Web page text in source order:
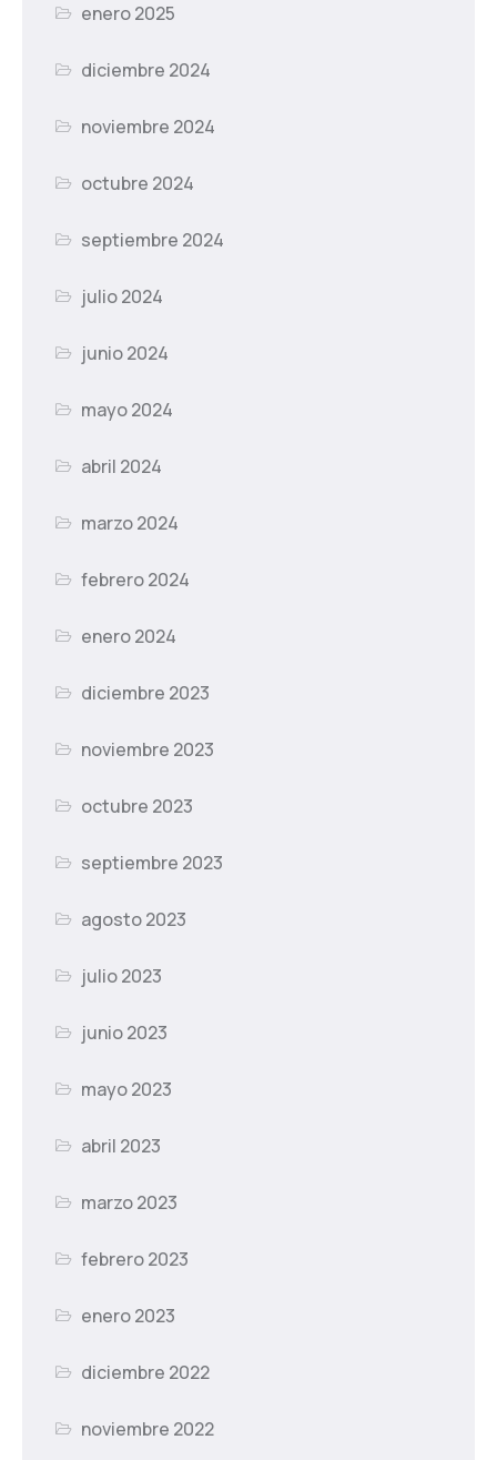
enero 2025
diciembre 2024
noviembre 2024
octubre 2024
septiembre 2024
julio 2024
junio 2024
mayo 2024
abril 2024
marzo 2024
febrero 2024
enero 2024
diciembre 2023
noviembre 2023
octubre 2023
septiembre 2023
agosto 2023
julio 2023
junio 2023
mayo 2023
abril 2023
marzo 2023
febrero 2023
enero 2023
diciembre 2022
noviembre 2022